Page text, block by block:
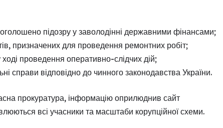
підозру у заволодінні державними фінансами;
призначених для проведення ремонтних робіт;
проведення оперативно-слідчих дій;
справи відповідно до чинного законодавства України.
прокуратура, інформацію оприлюднив сайт
всі учасники та масштаби корупційної схеми.